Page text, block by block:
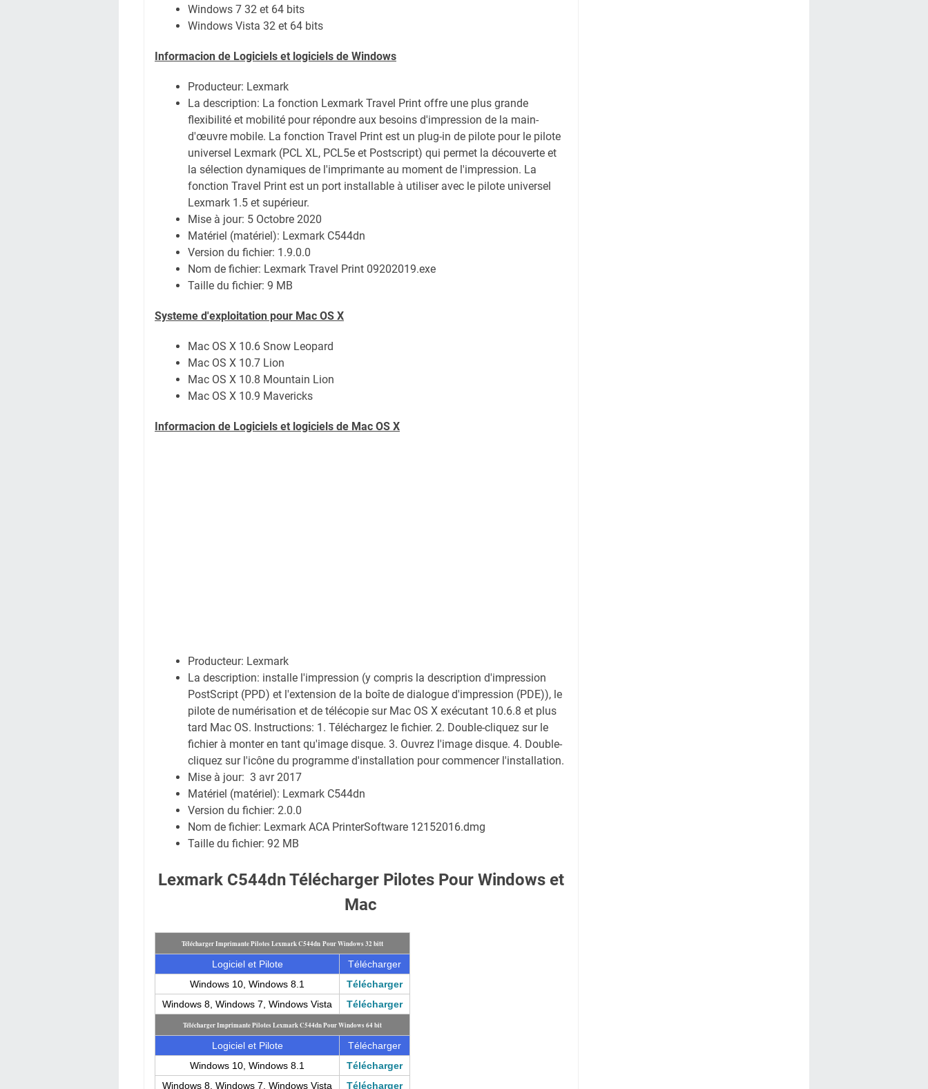
Windows 7 32 et 64 bits
Windows Vista 32 et 64 bits
Informacion de Logiciels et logiciels de Windows
Producteur: Lexmark
La description: La fonction Lexmark Travel Print offre une plus grande
flexibilité et mobilité pour répondre aux besoins d'impression de la main-
d'œuvre mobile. La fonction Travel Print est un plug-in de pilote pour le pilote
universel Lexmark (PCL XL, PCL5e et Postscript) qui permet la découverte et
la sélection dynamiques de l'imprimante au moment de l'impression. La
fonction Travel Print est un port installable à utiliser avec le pilote universel
Lexmark 1.5 et supérieur.
Mise à jour: 5 Octobre 2020
Matériel (matériel): Lexmark C544dn
Version du fichier: 1.9.0.0
Nom de fichier: Lexmark Travel Print 09202019.exe
Taille du fichier: 9 MB
Systeme d'exploitation pour Mac OS X
Mac OS X 10.6 Snow Leopard
Mac OS X 10.7 Lion
Mac OS X 10.8 Mountain Lion
Mac OS X 10.9 Mavericks
Informacion de Logiciels et logiciels de Mac OS X
Producteur: Lexmark
La description: installe l'impression (y compris la description d'impression
PostScript (PPD) et l'extension de la boîte de dialogue d'impression (PDE)), le
pilote de numérisation et de télécopie sur Mac OS X exécutant 10.6.8 et plus
tard Mac OS. Instructions: 1. Téléchargez le fichier. 2. Double-cliquez sur le
fichier à monter en tant qu'image disque. 3. Ouvrez l'image disque. 4. Double-
cliquez sur l'icône du programme d'installation pour commencer l'installation.
Mise à jour: 3 avr 2017
Matériel (matériel): Lexmark C544dn
Version du fichier: 2.0.0
Nom de fichier: Lexmark ACA PrinterSoftware 12152016.dmg
Taille du fichier: 92 MB
Lexmark C544dn Télécharger Pilotes Pour Windows et
Mac
Télécharger Imprimante Pilotes Lexmark C544dn Pour Windows 32 bitt
Logiciel et Pilote
Télécharger
Windows 10, Windows 8.1
Télécharger
Windows 8, Windows 7, Windows Vista
Télécharger
Télécharger Imprimante Pilotes Lexmark C544dnPour Windows 64 bit
Logiciel et Pilote
Télécharger
Windows 10, Windows 8.1
Télécharger
Windows 8, Windows 7, Windows Vista
Télécharger